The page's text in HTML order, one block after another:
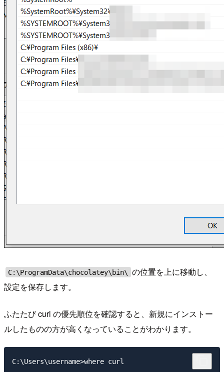
C:\ProgramData\chocolatey\bin\
の位置を上に移動し、
設定を保存します。
ふたたび curl の優先順位を確認すると、新規にインストー
ルしたものの方が高くなっていることがわかります。
C:\Users\username>where curl